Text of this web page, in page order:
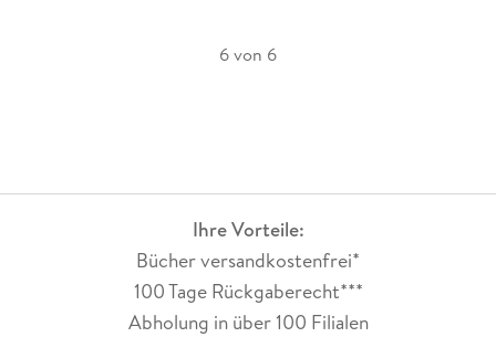
6 von 6
Ihre Vorteile:
Bücher versandkostenfrei*
100 Tage Rückgaberecht***
Abholung in über 100 Filialen